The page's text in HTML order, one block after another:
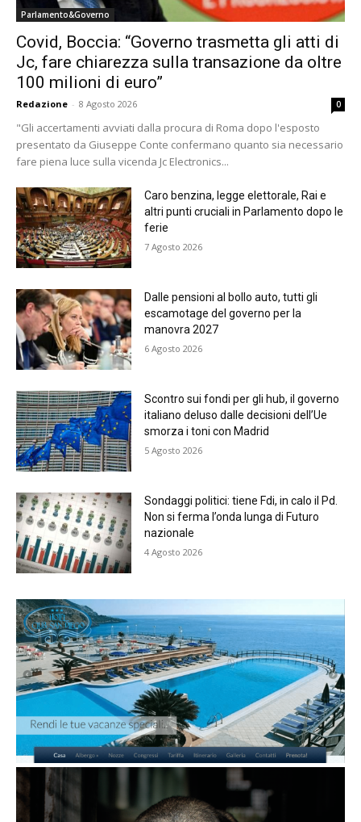
Parlamento&Governo
Covid, Boccia: “Governo trasmetta gli atti di
Jc, fare chiarezza sulla transazione da oltre
100 milioni di euro”
Redazione - 8 Agosto 2026 0
"Gli accertamenti avviati dalla procura di Roma dopo l'esposto
presentato da Giuseppe Conte confermano quanto sia necessario
fare piena luce sulla vicenda Jc Electronics...
Caro benzina, legge elettorale, Rai e
altri punti cruciali in Parlamento dopo le
ferie
7 Agosto 2026
Dalle pensioni al bollo auto, tutti gli
escamotage del governo per la
manovra 2027
6 Agosto 2026
Scontro sui fondi per gli hub, il governo
italiano deluso dalle decisioni dell’Ue
smorza i toni con Madrid
5 Agosto 2026
Sondaggi politici: tiene Fdi, in calo il Pd.
Non si ferma l’onda lunga di Futuro
nazionale
4 Agosto 2026